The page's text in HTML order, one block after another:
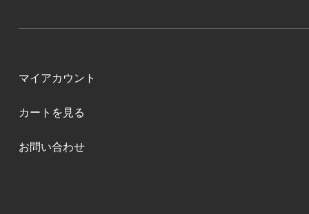
マイアカウント
カートを見る
お問い合わせ